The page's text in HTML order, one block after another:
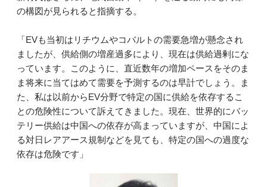
の構図が見られると指摘する。
「EVも当初はリチウムやコバルトの需要急増が懸念され
ましたが、供給側の増産過多により、現在は供給過剰にな
っています。このように、直近数年の増加ペースをそのま
ま将来に当てはめて需要を予測するのは早計でしょう。ま
た、私は以前からEV分野で特定の国に供給を依存するこ
との危険性について訴えてきました。現在、世界的にバッ
テリー供給は中国への依存が高まっていますが、中国によ
る対日レアアース規制などを見ても、特定の国への過度な
依存は危険です」